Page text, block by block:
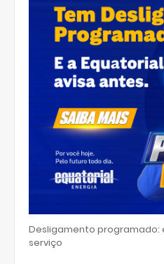
Desligamento programado:
serviço